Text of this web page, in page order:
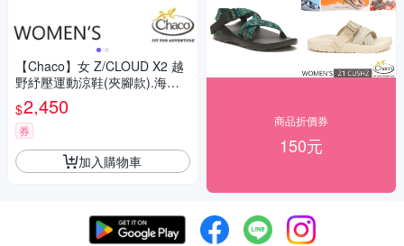
【Chaco】女 Z/CLOUD X2 越
野紓壓運動涼鞋(夾腳款).海灘
鞋_CH-ZLW04-HJ08 火辣香橙
$2,450
券
加入購物車
商品折價券
150元